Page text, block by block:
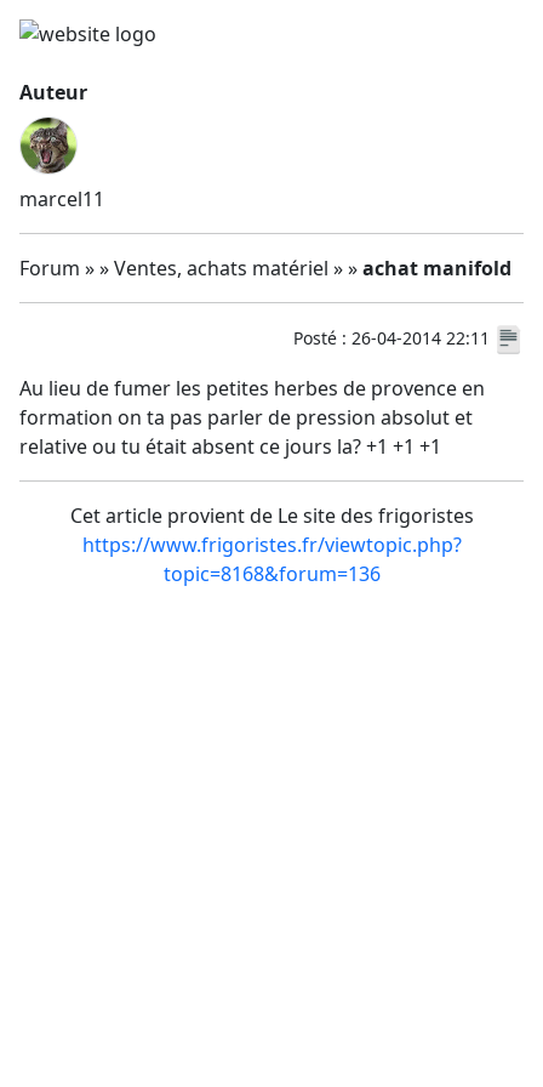
Auteur
marcel11
Forum » » Ventes, achats matériel » »achat manifold
Posté : 26-04-2014 22:11
Au lieu de fumer les petites herbes de provence en
formation on ta pas parler de pression absolut et
relative ou tu était absent ce jours la? +1 +1 +1
Cet article provient de Le site des frigoristes
https://www.frigoristes.fr/viewtopic.php?
topic=8168&forum=136